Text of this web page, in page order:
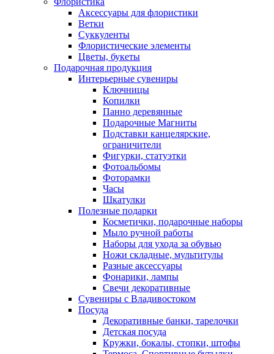
Аксессуары для флористики
Ветки
Суккуленты
Флористические элементы
Цветы, букеты
Подарочная продукция
Интерьерные сувениры
Ключницы
Копилки
Панно деревянные
Подарочные Магниты
Подставки канцелярские,
ограничители
Фигурки, статуэтки
Фотоальбомы
Фоторамки
Часы
Шкатулки
Полезные подарки
Косметички, подарочные наборы
Мыло ручной работы
Наборы для ухода за обувью
Ножи складные, мультитулы
Разные аксессуары
Фонарики, лампы
Свечи декоративные
Сувениры с Владивостоком
Посуда
Декоративные банки, тарелочки
Детская посуда
Кружки, бокалы, стопки, штофы